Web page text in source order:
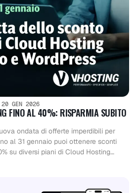
20 GEN 2026
FINO AL 40%: RISPARMIA SUBITO
ondata di offerte imperdibili per
al 31 gennaio puoi ottenere sconti
su diversi piani di Cloud Hosting…